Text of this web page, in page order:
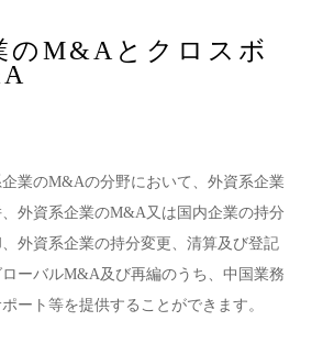
のM&Aとクロスボ
業のM&Aの分野において、外資系企業
外資系企業のM&A又は国内企業の持分
外資系企業の持分変更、清算及び登記
ーバルM&A及び再編のうち、中国業務
ート等を提供することができます。